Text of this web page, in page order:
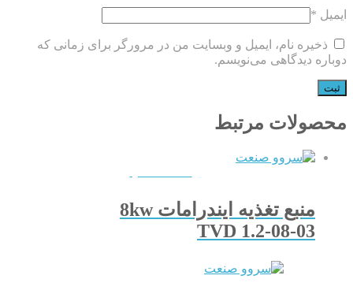
ایمیل *
ذخیره نام، ایمیل و وبسایت من در مرورگر برای زمانی که
دوباره دیدگاهی می‌نویسم.
محصولات مرتبط
منبع تغذیه ایندرامات 8kw
TVD 1.2-08-03